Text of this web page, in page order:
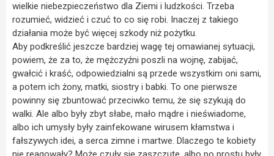
wielkie niebezpieczeństwo dla Ziemi i ludzkości. Trzeba
rozumieć, widzieć i czuć to co się robi. Inaczej z takiego
działania może być więcej szkody niż pożytku.
Aby podkreślić jeszcze bardziej wagę tej omawianej sytuacji,
powiem, że za to, że mężczyźni poszli na wojnę, zabijać,
gwałcić i kraść, odpowiedzialni są przede wszystkim oni sami,
a potem ich żony, matki, siostry i babki. To one pierwsze
powinny się zbuntować przeciwko temu, że się szykują do
walki. Ale albo były zbyt słabe, mało mądre i nieświadome,
albo ich umysły były zainfekowane wirusem kłamstwa i
fałszywych idei, a serca zimne i martwe. Dlaczego te kobiety